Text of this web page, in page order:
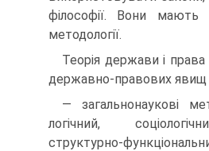
філософії. Вони
методології.
Теорія держави і права
державно-правових явищ
— загальнонаукові
логічний,
структурно-